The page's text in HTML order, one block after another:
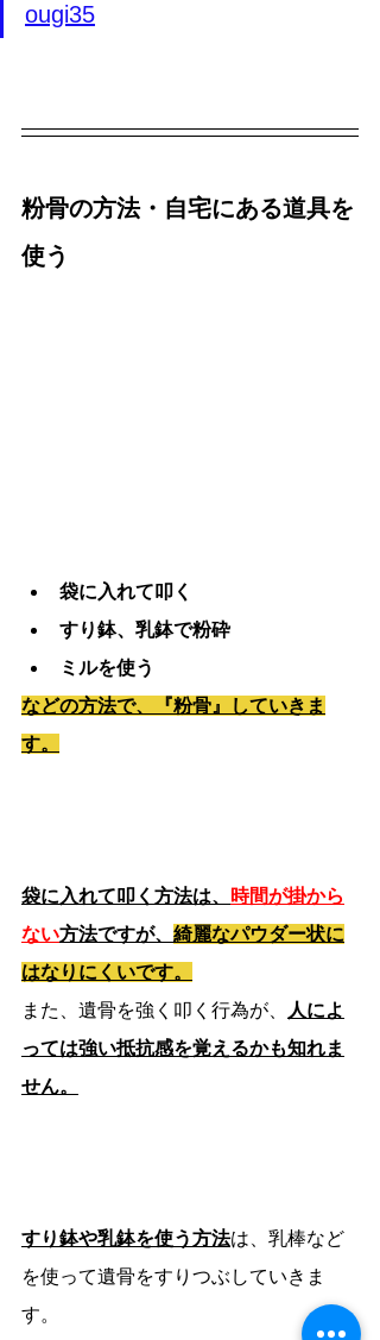
ougi35
粉骨の方法・自宅にある道具を
使う
袋に入れて叩く
すり鉢、乳鉢で粉砕
ミルを使う
などの方法で、『粉骨』していきま
す。
袋に入れて叩く方法は、
時間が掛から
ない方法ですが、 綺麗なパウダー状に
はなりにくいです。
また、遺骨を強く叩く行為が、
人によ
っては強い抵抗感を覚えるかも知れま
せん。
すり鉢や乳鉢を使う方法は、乳棒など
を使って遺骨をすりつぶしていきま
す。